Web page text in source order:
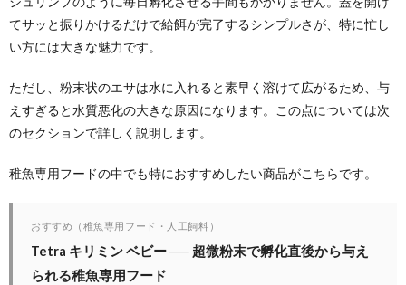
てサッと振りかけるだけで給餌が完了するシンプルさが、特に忙し
い方には大きな魅力です。
ただし、粉末状のエサは水に入れると素早く溶けて広がるため、与
えすぎると水質悪化の大きな原因になります。この点については次
のセクションで詳しく説明します。
稚魚専用フードの中でも特におすすめしたい商品がこちらです。
おすすめ（稚魚専用フード・人工飼料）
Tetra キリミン ベビー ── 超微粉末で孵化直後から与え
られる稚魚専用フード